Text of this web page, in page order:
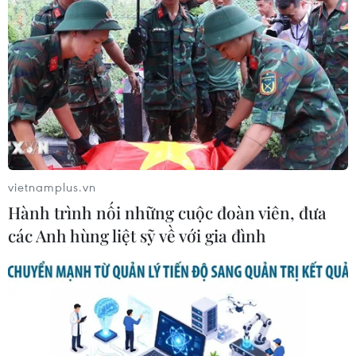
vietnamplus.vn
Hành trình nối những cuộc đoàn viên, đưa
các Anh hùng liệt sỹ về với gia đình